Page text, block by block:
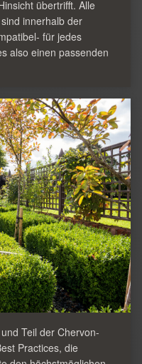
übertrifft. Alle
innerhalb der
für jedes
also einen passenden
Teil der Chervon-
Practices, die